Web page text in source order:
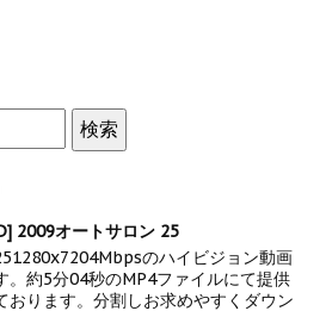
2009オートサロン 25
のハイビジョン動画
。約5分04秒のMP4ファイルにて提供
おります。分割しお求めやすくダウン